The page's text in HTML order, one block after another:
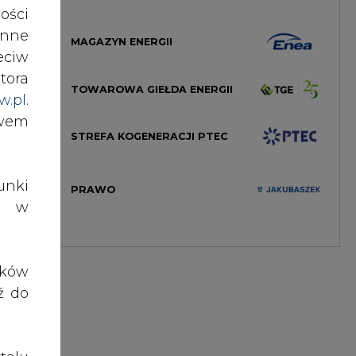
.
w
do
MAGAZYN ENERGII
TOWAROWA GIEŁDA ENERGII
STREFA KOGENERACJI PTEC
PRAWO